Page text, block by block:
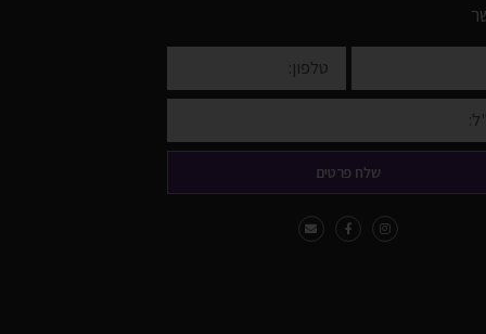
שלח פרטים